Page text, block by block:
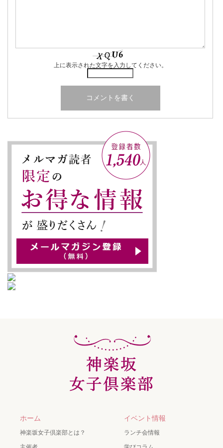
上に表示された文字を入力してください。
ホーム
神楽坂女子倶楽部とは？
イベント情報
ランチ会情報